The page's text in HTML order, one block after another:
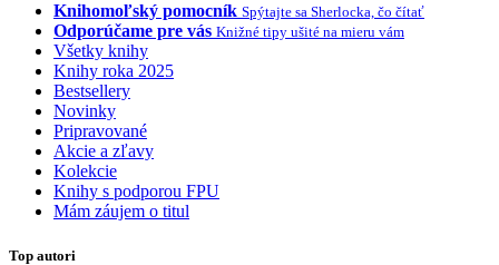
Knihomoľský pomocník Spýtajte sa Sherlocka, čo čítať
Odporúčame pre vás Knižné tipy ušité na mieru vám
Všetky knihy
Knihy roka 2025
Bestsellery
Novinky
Pripravované
Akcie a zľavy
Kolekcie
Knihy s podporou FPU
Mám záujem o titul
Top autori